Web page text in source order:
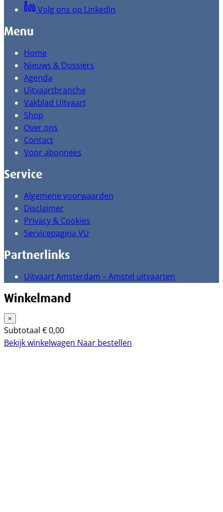
Volg ons op LinkedIn
Menu
Home
Nieuws & Dossiers
Agenda
Uitvaartbranche
Vakblad Uitvaart
Shop
Over ons
Contact
Voor abonnees
Service
Algemene voorwaarden
Disclaimer
Privacy & Cookies
Servicepagina VU
Partnerlinks
Uitvaart Amsterdam – Amstel uitvaarten
Winkelmand
×
Subtotaal €0,00
Bekijk winkelwagen Naar bestellen